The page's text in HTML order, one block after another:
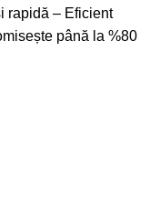
rapidă – Eficient
până la %80